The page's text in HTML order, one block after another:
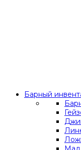
Барный